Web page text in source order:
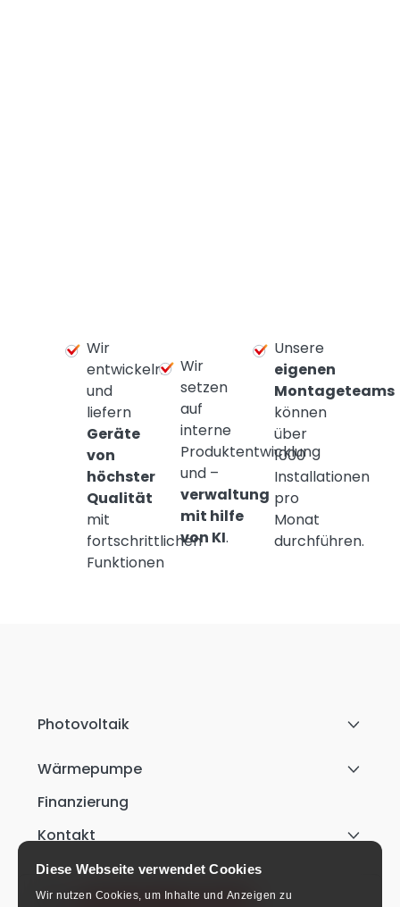
Diese Webseite verwendet Cookies
Wir nutzen Cookies, um Inhalte und Anzeigen zu
Wir
entwickeln
und
liefern
Geräte
von
höchster
Qualität
mit
fortschrittlichen
Funktionen
Wir
setzen
auf
interne
Produktentwicklung
und –
verwaltung
mit hilfe
von KI.
Unsere
eigenen
Montageteams
können
über
1000
Installationen
pro
Monat
durchführen.
Photovoltaik
Wärmepumpe
Finanzierung
Kontakt